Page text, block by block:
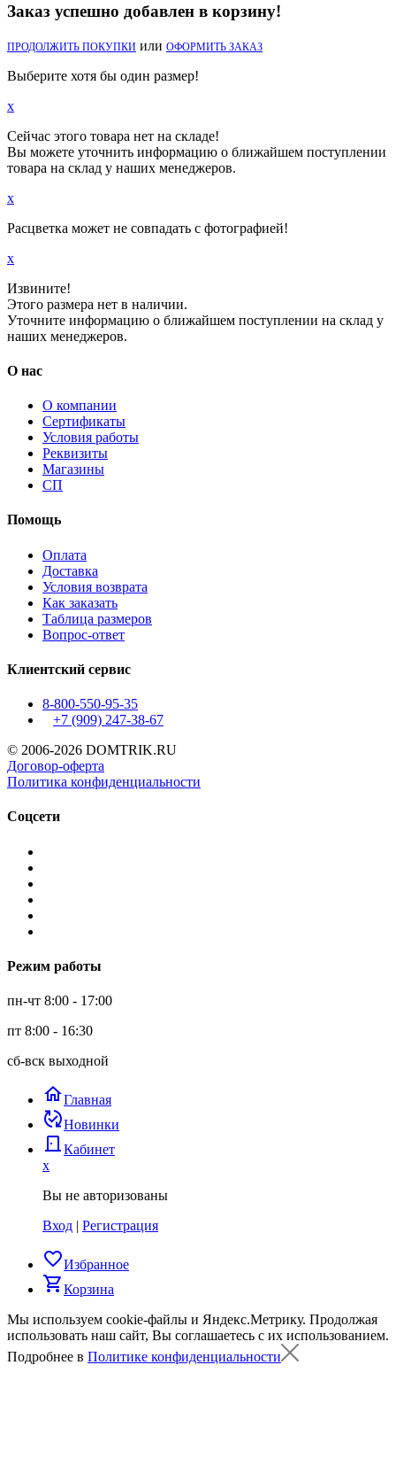
Заказ успешно добавлен в корзину!
ПРОДОЛЖИТЬ ПОКУПКИ или ОФОРМИТЬ ЗАКАЗ
Выберите хотя бы один размер!
x
Сейчас этого товара нет на складе!
Вы можете уточнить информацию о ближайшем поступлении
товара на склад у наших менеджеров.
x
Расцветка может не совпадать с фотографией!
x
Извините!
Этого размера нет в наличии.
Уточните информацию о ближайшем поступлении на склад у
наших менеджеров.
О нас
О компании
Сертификаты
Условия работы
Реквизиты
Магазины
СП
Помощь
Оплата
Доставка
Условия возврата
Как заказать
Таблица размеров
Вопрос-ответ
Клиентский сервис
8-800-550-95-35
+7 (909) 247-38-67
© 2006-2026 DOMTRIK.RU
Договор-оферта
Политика конфиденциальности
Соцсети
Режим работы
пн-чт 8:00 - 17:00
пт 8:00 - 16:30
сб-вск выходной
homeГлавная
published_with_changesНовинки
door_back Кабинет
x
Вы не авторизованы
Вход | Регистрация
favorite_borderИзбранное
shopping_cartКорзина
Мы используем cookie-файлы и Яндекс.Метрику. Продолжая
использовать наш сайт, Вы соглашаетесь с их использованием.
Подробнее в Политике конфиденциальности